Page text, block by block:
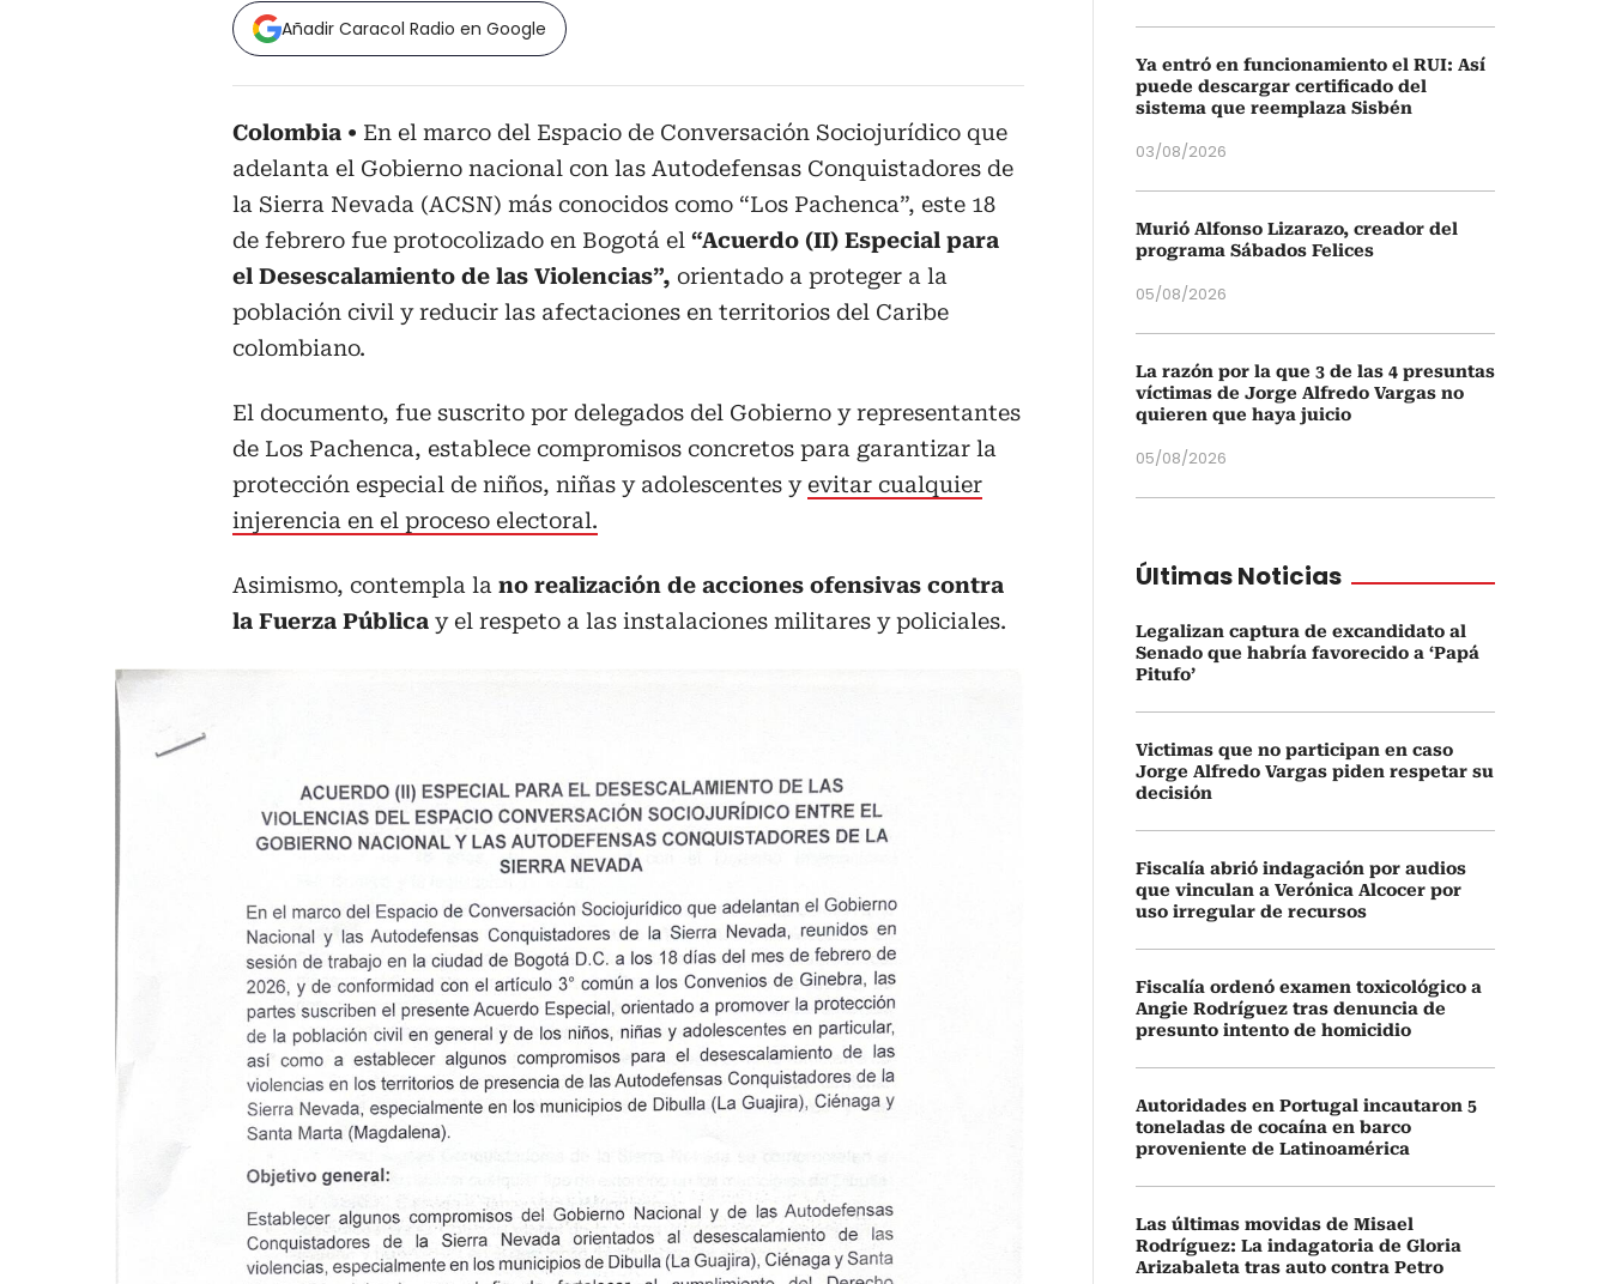
Añadir Caracol Radio en Google
Colombia
En el marco del Espacio de Conversación Sociojurídico que
adelanta el Gobierno nacional con las Autodefensas Conquistadores de
la Sierra Nevada (ACSN) más conocidos como “Los Pachenca”, este 18
de febrero fue protocolizado en Bogotá el “Acuerdo (II) Especial para
el Desescalamiento de las Violencias”, orientado a proteger a la
población civil y reducir las afectaciones en territorios del Caribe
colombiano.
El documento, fue suscrito por delegados del Gobierno y representantes
de Los Pachenca, establece compromisos concretos para garantizar la
protección especial de niños, niñas y adolescentes yevitar cualquier
injerencia en el proceso electoral.
Asimismo, contempla la no realización de acciones ofensivas contra
la Fuerza Pública y el respeto a las instalaciones militares y policiales.
Ya entró en funcionamiento el RUI: Así
puede descargar certificado del
sistema que reemplaza Sisbén
03/08/2026
Murió Alfonso Lizarazo, creador del
programa Sábados Felices
05/08/2026
La razón por la que 3 de las 4 presuntas
víctimas de Jorge Alfredo Vargas no
quieren que haya juicio
05/08/2026
Últimas Noticias
Legalizan captura de excandidato al
Senado que habría favorecido a ‘Papá
Pitufo’
Victimas que no participan en caso
Jorge Alfredo Vargas piden respetar su
decisión
Fiscalía abrió indagación por audios
que vinculan a Verónica Alcocer por
uso irregular de recursos
Fiscalía ordenó examen toxicológico a
Angie Rodríguez tras denuncia de
presunto intento de homicidio
Autoridades en Portugal incautaron 5
toneladas de cocaína en barco
proveniente de Latinoamérica
Las últimas movidas de Misael
Rodríguez: La indagatoria de Gloria
Arizabaleta tras auto contra Petro